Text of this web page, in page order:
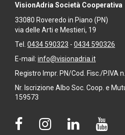
VisionAdria Società Cooperativa
33080 Roveredo in Piano (PN)
via delle Arti e Mestieri, 19
Tel. 0434 590323 - 0434 590326
E-mail: info@visionadria.it
Registro Impr. PN/Cod. Fisc./P.IVA
Nr. Iscrizione Albo Soc. Coop. e
159573